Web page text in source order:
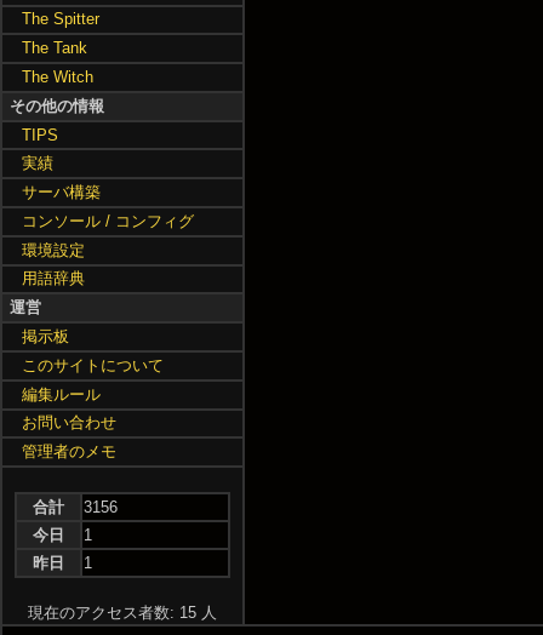
The Spitter
The Tank
The Witch
その他の情報
TIPS
実績
サーバ構築
コンソール / コンフィグ
環境設定
用語辞典
運営
掲示板
このサイトについて
編集ルール
お問い合わせ
管理者のメモ
合計
3156
今日
1
昨日
1
現在のアクセス者数: 15 人